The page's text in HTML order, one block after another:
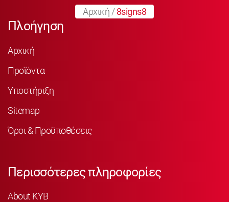
Αρχική /8signs8
Πλοήγηση
Αρχική
Προϊόντα
Υποστήριξη
Sitemap
Όροι & Προϋποθέσεις
Περισσότερες πληροφορίες
About KYB